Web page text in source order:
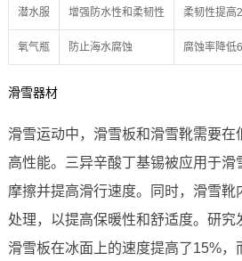
潜水服 增强防水性和柔韧性 柔韧性提高
氧气瓶 防止海水腐蚀 腐蚀率降低
滑雪器材
滑雪运动中，滑雪板和滑雪靴需要在
高性能。三异辛酸丁基锡被应用于滑
摩擦并提高滑行速度。同时，滑雪靴
处理，以提高保暖性和舒适度。研究
滑雪板在冰面上的速度提高了15%，